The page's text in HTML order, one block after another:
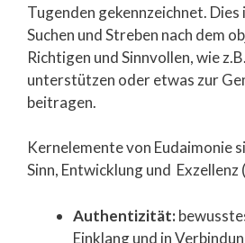
Tugenden gekennzeichnet.
Suchen und Streben nach dem
Richtigen und Sinnvollen, wie
unterstützen oder etwas zur
beitragen.
Kernelemente von Eudaimonie
Sinn, Entwicklung und
Authentizität:
Einklang und in